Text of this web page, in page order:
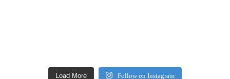
Load More Follow on Instagram